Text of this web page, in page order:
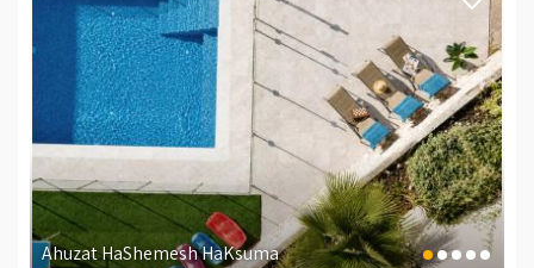
Ahuzat HaShemesh HaKsuma